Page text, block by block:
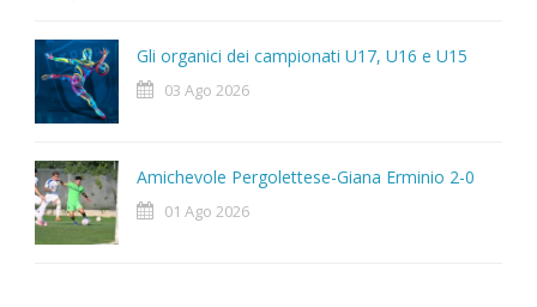
Gli organici dei campionati U17, U16 e U15
03 Ago 2026
Amichevole Pergolettese-Giana Erminio 2-0
01 Ago 2026